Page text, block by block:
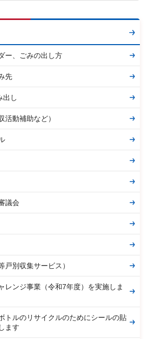
ー、ごみの出し方
先
出し
活動補助など）
議会
戸別収集サービス）
レンジ事業（令和7年度）を実施しま
トルのリサイクルのためにシールの貼
ます